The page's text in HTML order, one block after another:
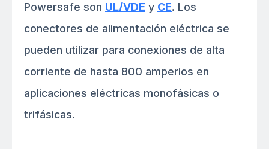
Powersafe son UL/VDE y CE. Los
conectores de alimentación eléctrica se
pueden utilizar para conexiones de alta
corriente de hasta 800 amperios en
aplicaciones eléctricas monofásicas o
trifásicas.